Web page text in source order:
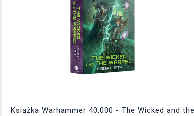
Książka Warhammer 40,000 - The Wicked and the